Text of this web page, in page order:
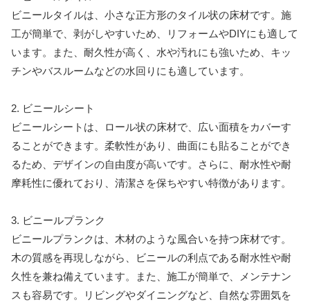
ビニールタイルは、小さな正方形のタイル状の床材です。施
工が簡単で、剥がしやすいため、リフォームやDIYにも適して
います。また、耐久性が高く、水や汚れにも強いため、キッ
チンやバスルームなどの水回りにも適しています。
2. ビニールシート
ビニールシートは、ロール状の床材で、広い面積をカバーす
ることができます。柔軟性があり、曲面にも貼ることができ
るため、デザインの自由度が高いです。さらに、耐水性や耐
摩耗性に優れており、清潔さを保ちやすい特徴があります。
3. ビニールプランク
ビニールプランクは、木材のような風合いを持つ床材です。
木の質感を再現しながら、ビニールの利点である耐水性や耐
久性を兼ね備えています。また、施工が簡単で、メンテナン
スも容易です。リビングやダイニングなど、自然な雰囲気を